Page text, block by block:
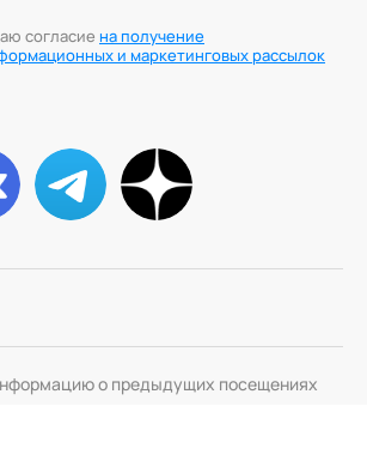
согласие на получение
и маркетинговых рассылок
о предыдущих посещениях